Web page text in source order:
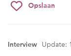
Opslaan
Interview Update: